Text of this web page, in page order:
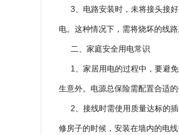
3、电路安装时，未将接头接
电。这种情况下，需将烧坏的线路
二、家庭安全用电常识
1、家居用电的过程中，要避
生意外。电源总保险需配置合适
2、接线时需使用质量达标的
修房子的时候，安装在墙内的电